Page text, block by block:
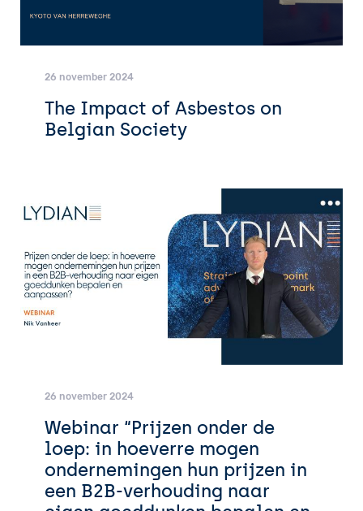
26 november 2024
The Impact of Asbestos on
Belgian Society
26 november 2024
Webinar “Prijzen onder de
loep: in hoeverre mogen
ondernemingen hun prijzen in
een B2B-verhouding naar